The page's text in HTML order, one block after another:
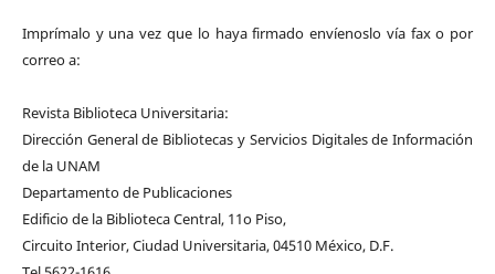
Imprímalo y una vez que lo haya firmado envíenoslo vía fax o por
correo a:
Revista Biblioteca Universitaria:
Dirección General de Bibliotecas y Servicios Digitales de Información
de la UNAM
Departamento de Publicaciones
Edificio de la Biblioteca Central, 11o Piso,
Circuito Interior, Ciudad Universitaria, 04510 México, D.F.